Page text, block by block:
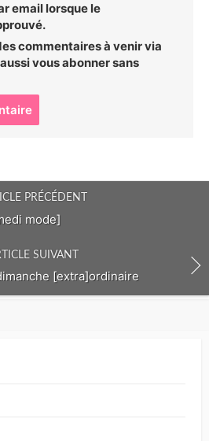
email lorsque le
commentaires à venir via
vous abonnersans
o
m
m
n
PRÉCÉDENT
mode]
SUIVANT
[extra]ordinaire